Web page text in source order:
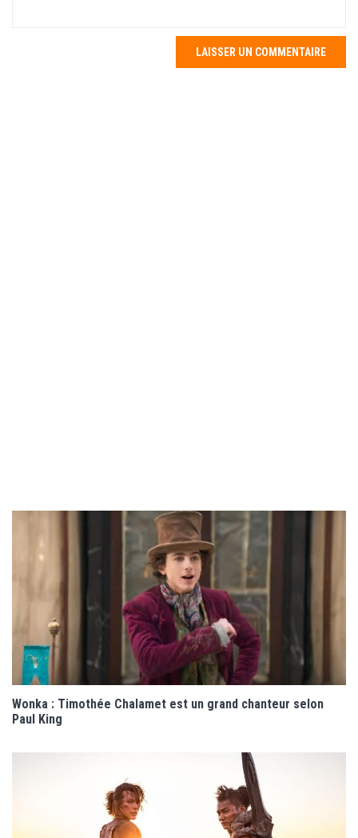
Wonka : Timothée Chalamet est un grand chanteur selon
Paul King